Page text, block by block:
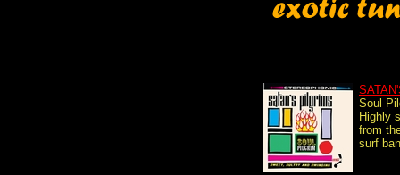
Soul
Highly
from
surf